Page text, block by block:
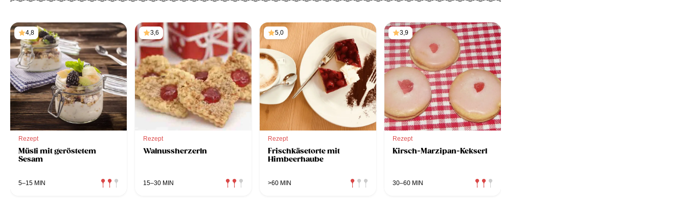
4,8
Rezept
Müsli mit geröstetem
Sesam
5–15 MIN
3,6
Rezept
Walnussherzerln
15–30 MIN
5,0
Rezept
Frischkäsetorte mit
Himbeerhaube
>60 MIN
3,9
Rezept
Kirsch-Marzipan-Kekserl
30–60 MIN